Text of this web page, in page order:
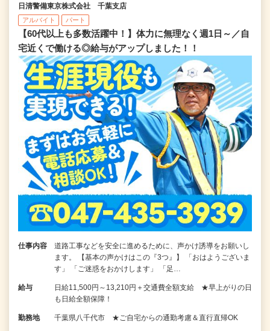
日清警備東京株式会社 千葉支店
アルバイト パート
【60代以上も多数活躍中！】体力に無理なく週1日～／自
宅近くで働ける◎給与がアップしました！！
仕事内容
道路工事などを安全に進めるために、声かけ誘導をお願いし
ます。 【基本の声かけはこの『3つ』】 「おはようございま
す」 「ご迷惑をおかけします」 「足…
給与
日給11,500円～13,210円＋交通費全額支給 ★早上がりの日
も日給全額保障！
勤務地 千葉県八千代市 ★ご自宅からの通勤考慮＆直行直帰OK